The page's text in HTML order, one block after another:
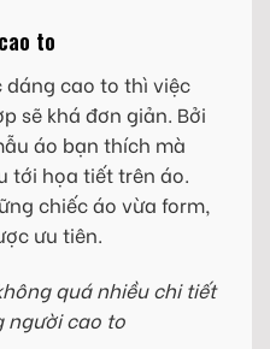
to
dáng cao to thì việc
sẽ khá đơn giản. Bởi
áo bạn thích mà
tới họa tiết trên áo.
chiếc áo vừa form,
ưu tiên.
quá nhiều chi tiết
người cao to